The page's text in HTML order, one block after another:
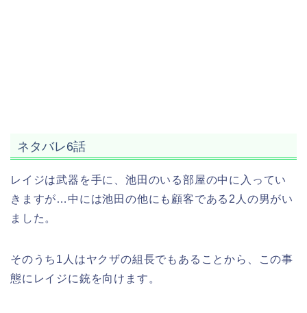
ネタバレ6話
レイジは武器を手に、池田のいる部屋の中に入ってい
きますが…中には池田の他にも顧客である2人の男がい
ました。
そのうち1人はヤクザの組長でもあることから、この事
態にレイジに銃を向けます。